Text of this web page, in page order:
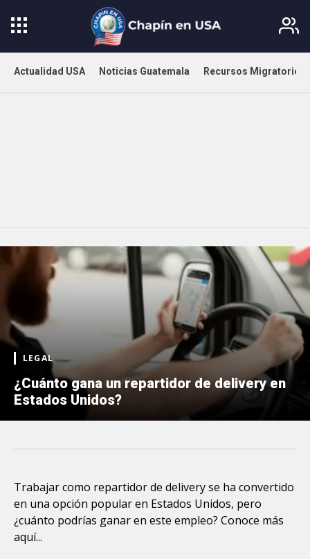
Actualidad USA Noticias Guatemala Recursos Migratorios
LEGAL
¿Cuánto gana un repartidor de delivery en
Estados Unidos?
Trabajar como repartidor de delivery se ha convertido
en una opción popular en Estados Unidos, pero
¿cuánto podrías ganar en este empleo? Conoce más
aquí...